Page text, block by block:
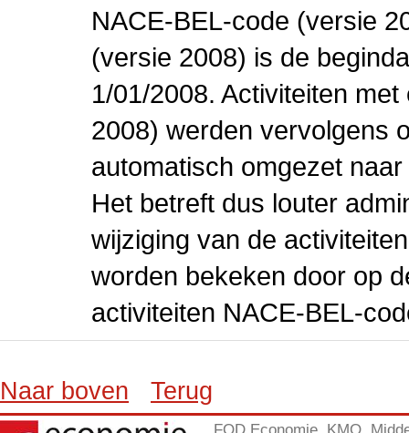
NACE-BEL-code (versie
(versie 2008) is de
1/01/2008. Activiteiten
2008) werden vervolgens
automatisch omgezet
Het betreft dus louter
wijziging van de
worden bekeken door op
activiteiten NACE-BEL-
Naar boven Terug